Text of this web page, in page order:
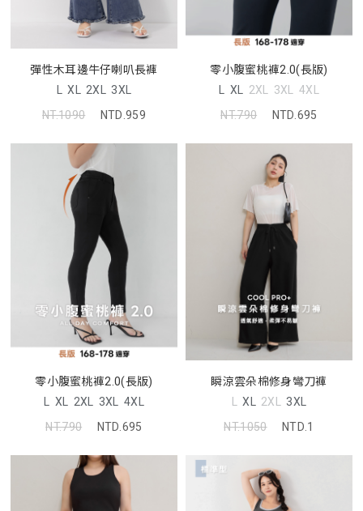
彈性木耳邊牛仔喇叭長褲
L XL 2XL 3XL
NT.1090
NTD.959
零小腹蜜桃褲2.0(長版)
L XL 2XL 3XL 4XL
NT.790
NTD.695
零小腹蜜桃褲2.0(長版)
L XL 2XL 3XL 4XL
NT.790
NTD.695
瞬涼雲朵棉修身彎刀褲
L XL 2XL 3XL
NT.1050
NTD.1